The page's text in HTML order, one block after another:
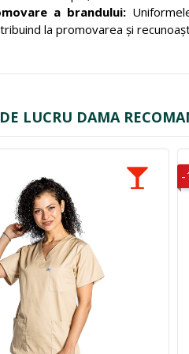
a brandului:
la promovarea și
LUCRU DAMA
-